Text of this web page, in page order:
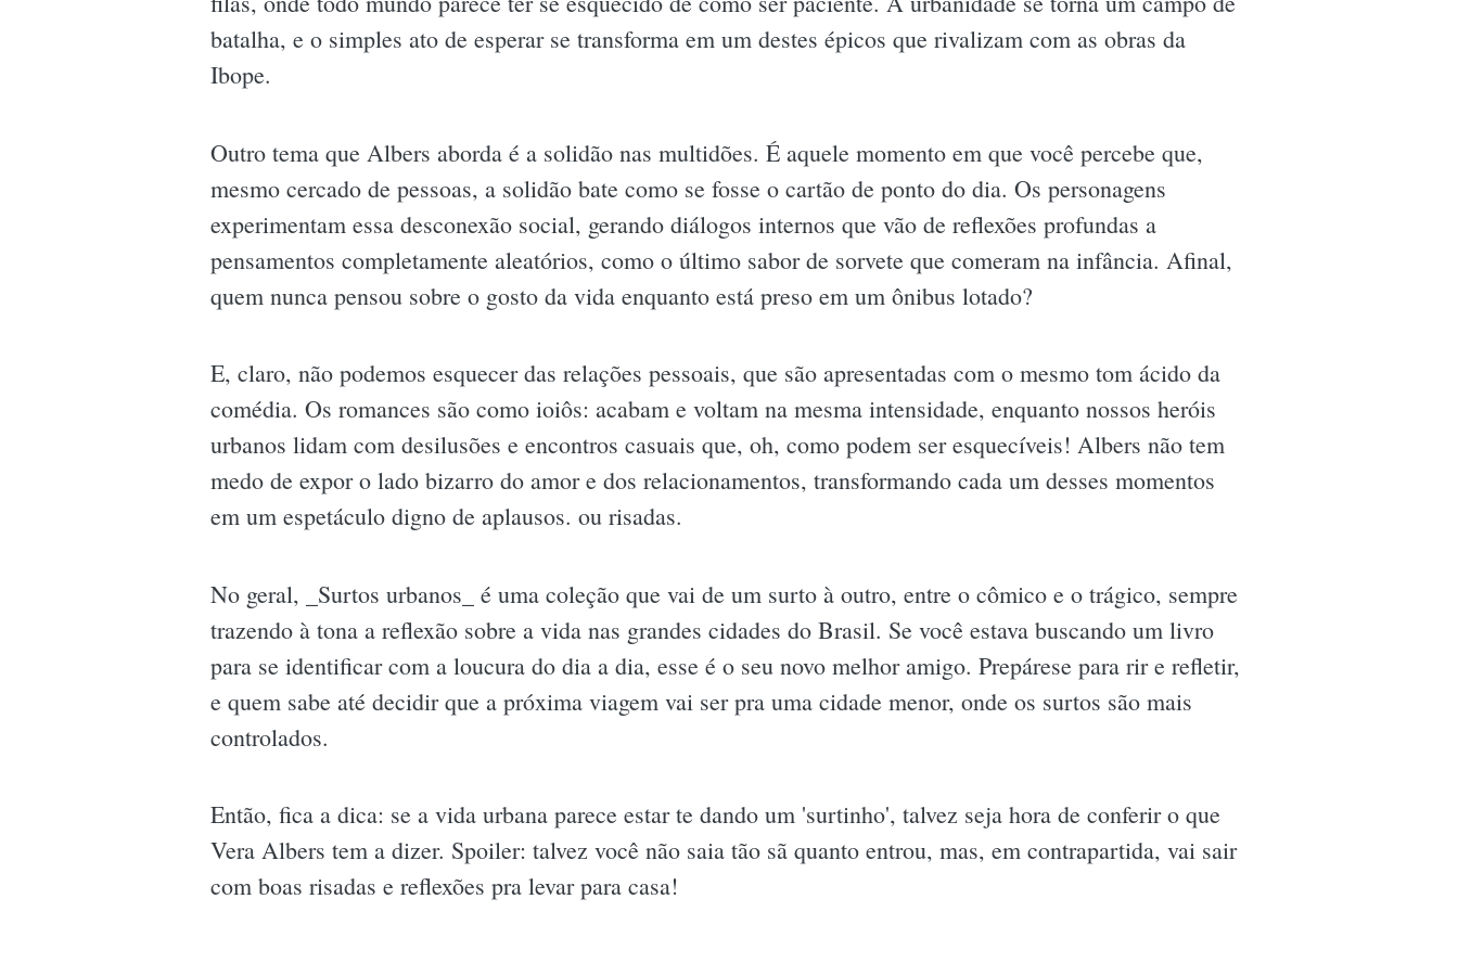
batalha, e o simples ato de esperar se transforma em um destes épicos que rivalizam com as obras da
Ibope.
Outro tema que Albers aborda é a solidão nas multidões. É aquele momento em que você percebe que,
mesmo cercado de pessoas, a solidão bate como se fosse o cartão de ponto do dia. Os personagens
experimentam essa desconexão social, gerando diálogos internos que vão de reflexões profundas a
pensamentos completamente aleatórios, como o último sabor de sorvete que comeram na infância. Afinal,
quem nunca pensou sobre o gosto da vida enquanto está preso em um ônibus lotado?
E, claro, não podemos esquecer das relações pessoais, que são apresentadas com o mesmo tom ácido da
comédia. Os romances são como ioiôs: acabam e voltam na mesma intensidade, enquanto nossos heróis
urbanos lidam com desilusões e encontros casuais que, oh, como podem ser esquecíveis! Albers não tem
medo de expor o lado bizarro do amor e dos relacionamentos, transformando cada um desses momentos
em um espetáculo digno de aplausos. ou risadas.
No geral, _Surtos urbanos_ é uma coleção que vai de um surto à outro, entre o cômico e o trágico, sempre
trazendo à tona a reflexão sobre a vida nas grandes cidades do Brasil. Se você estava buscando um livro
para se identificar com a loucura do dia a dia, esse é o seu novo melhor amigo. Prepárese para rir e refletir,
e quem sabe até decidir que a próxima viagem vai ser pra uma cidade menor, onde os surtos são mais
controlados.
Então, fica a dica: se a vida urbana parece estar te dando um 'surtinho', talvez seja hora de conferir o que
Vera Albers tem a dizer. Spoiler: talvez você não saia tão sã quanto entrou, mas, em contrapartida, vai sair
com boas risadas e reflexões pra levar para casa!